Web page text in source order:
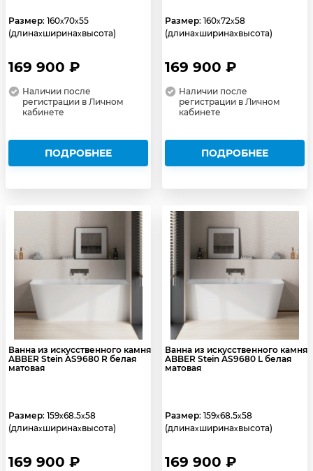
Размер: 160x70x55
(длинаxширинаxвысота)
169 900 ₽
Наличии после
регистрации в Личном
кабинете
ПОДРОБНЕЕ
Размер: 160x72x58
(длинаxширинаxвысота)
169 900 ₽
Наличии после
регистрации в Личном
кабинете
ПОДРОБНЕЕ
Ванна из искусственного камня
ABBER Stein AS9680 R белая
матовая
Размер: 159x68.5x58
(длинаxширинаxвысота)
169 900 ₽
Ванна из искусственного камня
ABBER Stein AS9680 L белая
матовая
Размер: 159x68.5x58
(длинаxширинаxвысота)
169 900 ₽